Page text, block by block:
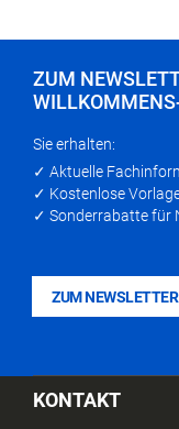
ZUM
Sie erhalten:
✓ Aktuelle
✓ Kostenlose
✓ Sonderrabatte für
ZUM
KONTAKT